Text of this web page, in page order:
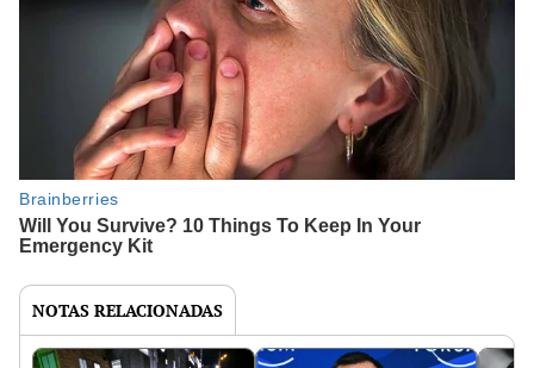
NOTAS RELACIONADAS